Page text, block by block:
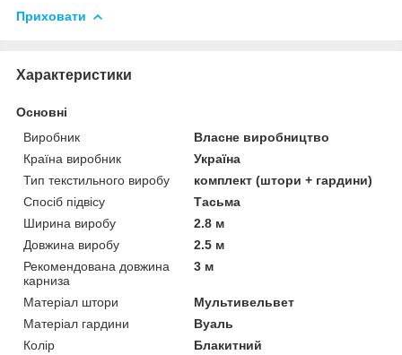
Приховати
Характеристики
Основні
Виробник
Власне виробництво
Країна виробник
Україна
Тип текстильного виробу
комплект (штори + гардини)
Спосіб підвісу
Тасьма
Ширина виробу
2.8 м
Довжина виробу
2.5 м
Рекомендована довжина
карниза
3 м
Матеріал штори
Мультивельвет
Матеріал гардини
Вуаль
Колір
Блакитний